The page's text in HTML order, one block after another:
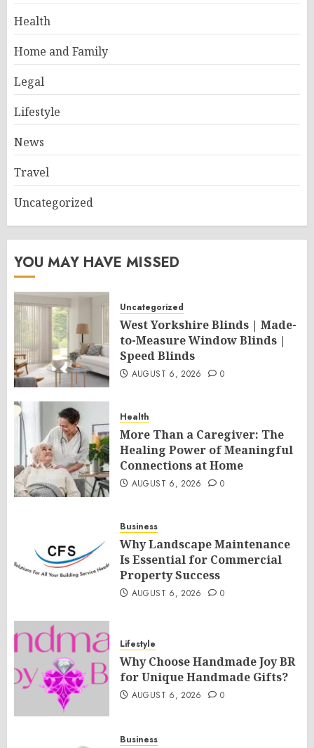
Health
Home and Family
Legal
Lifestyle
News
Travel
Uncategorized
YOU MAY HAVE MISSED
Uncategorized
West Yorkshire Blinds | Made-
to-Measure Window Blinds |
Speed Blinds
AUGUST 6, 2026 0
Health
More Than a Caregiver: The
Healing Power of Meaningful
Connections at Home
AUGUST 6, 2026 0
Business
Why Landscape Maintenance
Is Essential for Commercial
Property Success
AUGUST 6, 2026 0
Lifestyle
Why Choose Handmade Joy BR
for Unique Handmade Gifts?
AUGUST 6, 2026 0
Business